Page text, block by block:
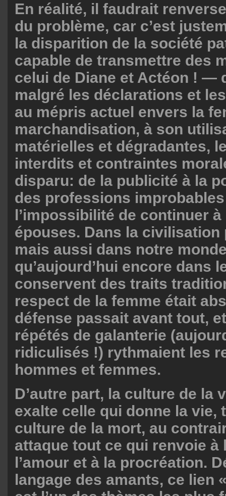
En réalité, il faudrait
du problème, car c’est
la disparition de la société
capable de transmettre des
celui de Diane et Actéon ! —
malgré les déclarations et
au mépris actuel envers la
marchandisation, à son
matérielles et dégradantes,
interdits et contraintes
disparu: de la publicité à la
des professions
l’impossibilité de continuer
épouses. Dans la civilisation
mais aussi dans notre
qu’aujourd’hui encore dans
conservent des traits
respect de la femme était
défense passait avant tout,
répétés de galanterie
ridiculisés !) rythmaient les
hommes et femmes.
D’autre part, la culture de la
exalte celle qui donne la vie,
culture de la mort, au
attaque tout ce qui renvoie à
l’amour et à la procréation.
langage des amants, ce lien